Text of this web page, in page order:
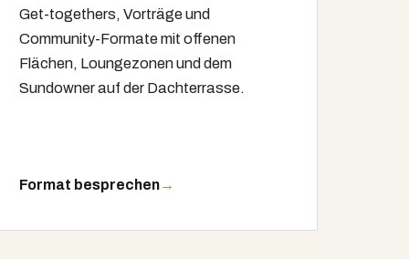
Get-togethers, Vorträge und
Community-Formate mit offenen
Flächen, Loungezonen und dem
Sundowner auf der Dachterrasse.
Format besprechen